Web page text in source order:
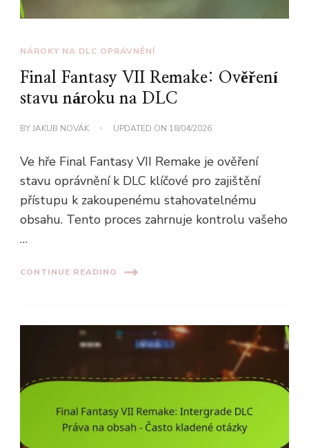
NÁROKY NA DLC OPRÁVNĚNÍ
Final Fantasy VII Remake: Ověření
stavu nároku na DLC
BYJAKUB NOVÁK UPDATED ON 18/04/2026
Ve hře Final Fantasy VII Remake je ověření
stavu oprávnění k DLC klíčové pro zajištění
přístupu k zakoupenému stahovatelnému
obsahu. Tento proces zahrnuje kontrolu vašeho
…
CONTINUE READING